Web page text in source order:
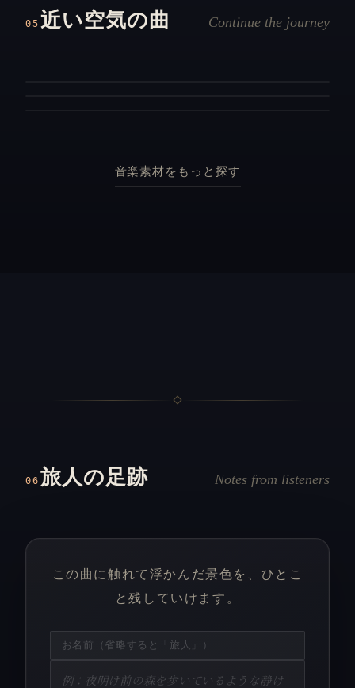
05 近い空気の曲 Continue the journey
り声が地響きと共に迫ってきます。
「謀略の間」の旋律が牙を剥く、深い絶望感と緊迫感
に満ちた激しいアレンジ曲。
静かな機械音から始まり、ノイズが蓄積するたびに何
音楽素材をもっと探す
06 旅人の足跡 Notes from listeners
この曲に触れて浮かんだ景色を、ひとこ
と残していけます。